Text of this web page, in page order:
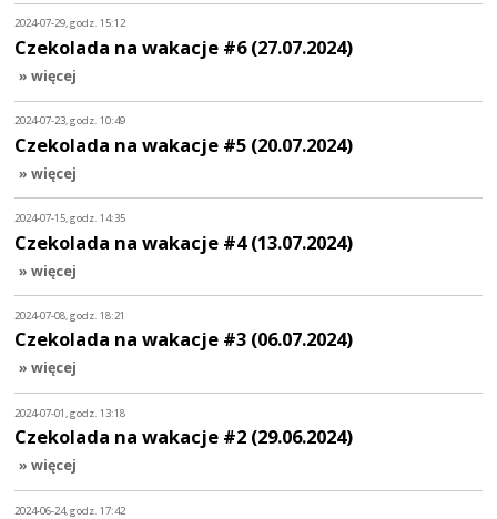
2024-07-29, godz. 15:12
Czekolada na wakacje #6 (27.07.2024)
» więcej
2024-07-23, godz. 10:49
Czekolada na wakacje #5 (20.07.2024)
» więcej
2024-07-15, godz. 14:35
Czekolada na wakacje #4 (13.07.2024)
» więcej
2024-07-08, godz. 18:21
Czekolada na wakacje #3 (06.07.2024)
» więcej
2024-07-01, godz. 13:18
Czekolada na wakacje #2 (29.06.2024)
» więcej
2024-06-24, godz. 17:42